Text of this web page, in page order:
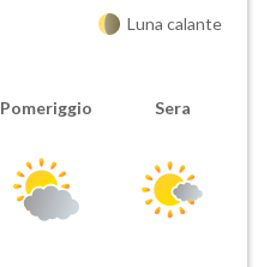
Luna calante
Pomeriggio Sera